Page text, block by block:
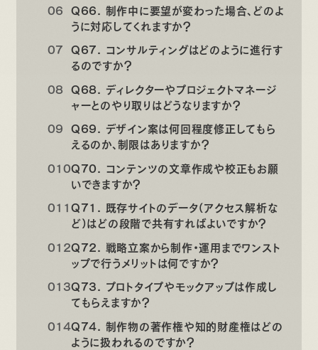
Q66. 制作中に要望が変わった場合、どのよ
うに対応してくれますか？
Q67. コンサルティングはどのように進行す
るのですか？
Q68. ディレクターやプロジェクトマネージ
ャーとのやり取りはどうなりますか？
Q69. デザイン案は何回程度修正してもら
えるのか、制限はありますか？
Q70. コンテンツの文章作成や校正もお願
いできますか？
Q71. 既存サイトのデータ（アクセス解析な
ど）はどの段階で共有すればよいですか？
Q72. 戦略立案から制作・運用までワンスト
ップで行うメリットは何ですか？
Q73. プロトタイプやモックアップは作成し
てもらえますか？
Q74. 制作物の著作権や知的財産権はどの
ように扱われるのですか？